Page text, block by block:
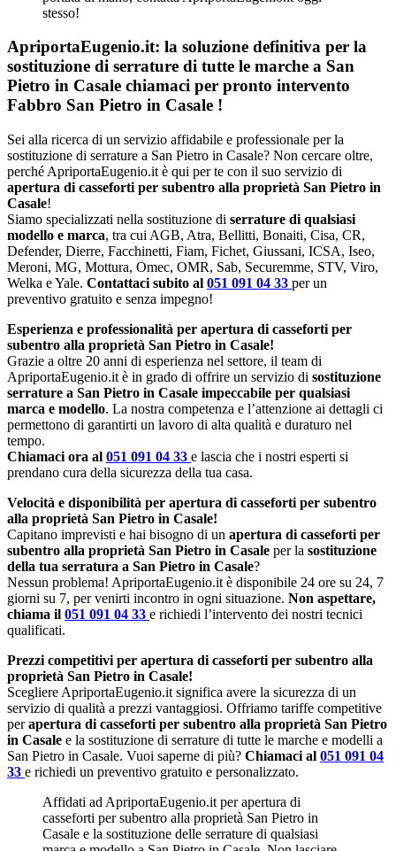
stesso!
ApriportaEugenio.it: la soluzione definitiva per la
sostituzione di serrature di tutte le marche a San
Pietro in Casale chiamaci per pronto intervento
Fabbro San Pietro in Casale !
Sei alla ricerca di un servizio affidabile e professionale per la
sostituzione di serrature a San Pietro in Casale? Non cercare oltre,
perché ApriportaEugenio.it è qui per te con il suo servizio di
apertura di casseforti per subentro alla proprietà San Pietro in
Casale!
Siamo specializzati nella sostituzione di serrature di qualsiasi
modello e marca, tra cui AGB, Atra, Bellitti, Bonaiti, Cisa, CR,
Defender, Dierre, Facchinetti, Fiam, Fichet, Giussani, ICSA, Iseo,
Meroni, MG, Mottura, Omec, OMR, Sab, Securemme, STV, Viro,
Welka e Yale. Contattaci subito al 051 091 04 33 per un
preventivo gratuito e senza impegno!
Esperienza e professionalità per apertura di casseforti per
subentro alla proprietà San Pietro in Casale!
Grazie a oltre 20 anni di esperienza nel settore, il team di
ApriportaEugenio.it è in grado di offrire un servizio di sostituzione
serrature a San Pietro in Casale impeccabile per qualsiasi
marca e modello. La nostra competenza e l’attenzione ai dettagli ci
permettono di garantirti un lavoro di alta qualità e duraturo nel
tempo.
Chiamaci ora al 051 091 04 33 e lascia che i nostri esperti si
prendano cura della sicurezza della tua casa.
Velocità e disponibilità per apertura di casseforti per subentro
alla proprietà San Pietro in Casale!
Capitano imprevisti e hai bisogno di un apertura di casseforti per
subentro alla proprietà San Pietro in Casale per la sostituzione
della tua serratura a San Pietro in Casale?
Nessun problema! ApriportaEugenio.it è disponibile 24 ore su 24, 7
giorni su 7, per venirti incontro in ogni situazione. Non aspettare,
chiama il 051 091 04 33 e richiedi l’intervento dei nostri tecnici
qualificati.
Prezzi competitivi per apertura di casseforti per subentro alla
proprietà San Pietro in Casale!
Scegliere ApriportaEugenio.it significa avere la sicurezza di un
servizio di qualità a prezzi vantaggiosi. Offriamo tariffe competitive
perapertura di casseforti per subentro alla proprietà San Pietro
in Casale e la sostituzione di serrature di tutte le marche e modelli a
San Pietro in Casale. Vuoi saperne di più? Chiamaci al 051 091 04
33 e richiedi un preventivo gratuito e personalizzato.
Affidati ad ApriportaEugenio.it per apertura di
casseforti per subentro alla proprietà San Pietro in
Casale e la sostituzione delle serrature di qualsiasi